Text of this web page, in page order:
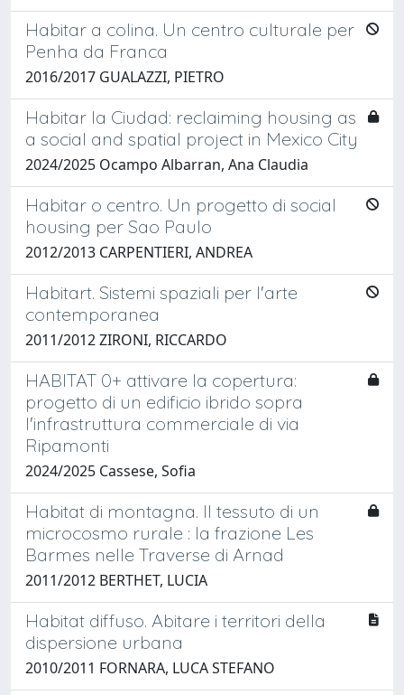
Habitar a colina. Un centro culturale per
Penha da Franca
2016/2017 GUALAZZI, PIETRO
Habitar la Ciudad: reclaiming housing as
a social and spatial project in Mexico City
2024/2025 Ocampo Albarran, Ana Claudia
Habitar o centro. Un progetto di social
housing per Sao Paulo
2012/2013 CARPENTIERI, ANDREA
Habitart. Sistemi spaziali per l'arte
contemporanea
2011/2012 ZIRONI, RICCARDO
HABITAT 0+ attivare la copertura:
progetto di un edificio ibrido sopra
l'infrastruttura commerciale di via
Ripamonti
2024/2025 Cassese, Sofia
Habitat di montagna. Il tessuto di un
microcosmo rurale : la frazione Les
Barmes nelle Traverse di Arnad
2011/2012 BERTHET, LUCIA
Habitat diffuso. Abitare i territori della
dispersione urbana
2010/2011 FORNARA, LUCA STEFANO